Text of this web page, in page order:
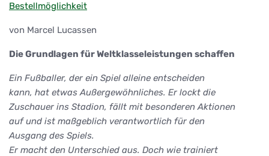
Bestellmöglichkeit
von Marcel Lucassen
Die Grundlagen für Weltklasseleistungen schaffen
Ein Fußballer, der ein Spiel alleine entscheiden
kann, hat etwas Außergewöhnliches. Er lockt die
Zuschauer ins Stadion, fällt mit besonderen Aktionen
auf und ist maßgeblich verantwortlich für den
Ausgang des Spiels.
Er macht den Unterschied aus. Doch wie trainiert